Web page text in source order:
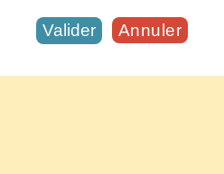
Annuler